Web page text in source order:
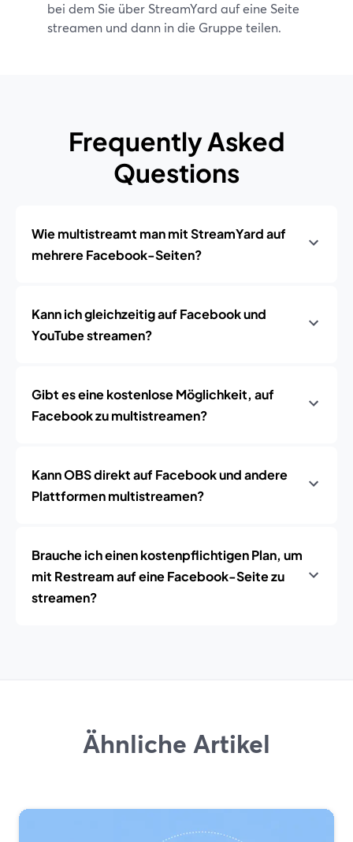
bei dem Sie über StreamYard auf eine Seite
streamen und dann in die Gruppe teilen.
Frequently Asked
Questions
Wie multistreamt man mit StreamYard auf
mehrere Facebook-Seiten?
Kann ich gleichzeitig auf Facebook und
YouTube streamen?
Gibt es eine kostenlose Möglichkeit, auf
Facebook zu multistreamen?
Kann OBS direkt auf Facebook und andere
Plattformen multistreamen?
Brauche ich einen kostenpflichtigen Plan, um
mit Restream auf eine Facebook-Seite zu
streamen?
Ähnliche Artikel